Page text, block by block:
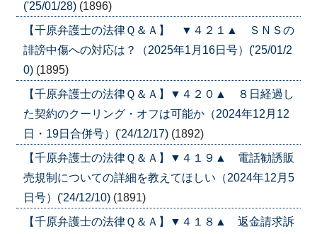
('25/01/28) (1896)
【千原弁護士の法律Ｑ＆Ａ】 ▼４２１▲ ＳＮＳの
誹謗中傷への対応は？（2025年1月16日号）('25/01/2
0) (1895)
【千原弁護士の法律Ｑ＆Ａ】▼４２０▲ ８日経過し
た契約のクーリング・オフは可能か（2024年12月12
日・19日合併号）('24/12/17) (1892)
【千原弁護士の法律Ｑ＆Ａ】▼４１９▲ 電話勧誘販
売規制についての詳細を教えてほしい（2024年12月5
日号）('24/12/10) (1891)
【千原弁護士の法律Ｑ＆Ａ】▼４１８▲ 返金請求訴